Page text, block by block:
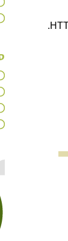
Dev. היא תחום מאובטח יותר, כלומר כל אתר אינטרנט בסיומת Dev. חייב לעלות בפרוטוקול HTTPS.